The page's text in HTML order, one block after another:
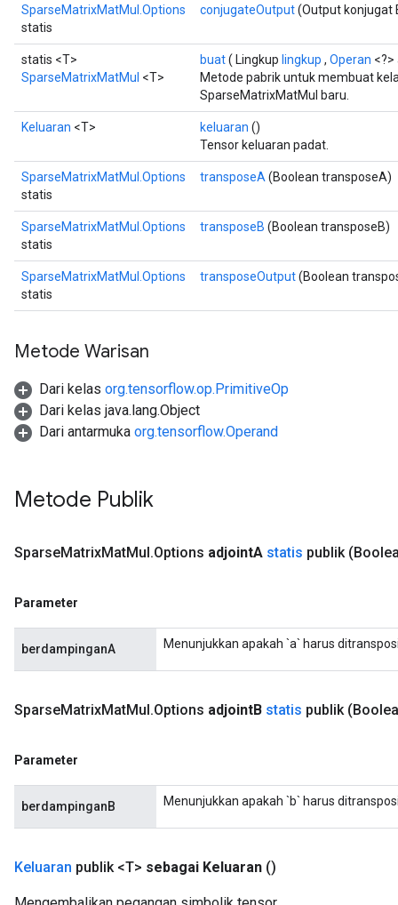
SparseMatrixMatMul.Options
statis
conjugateOutput(Output konjugat
statis <T>
SparseMatrixMatMul <T>
buat( Lingkup lingkup , Operan
Metode pabrik untuk membuat
SparseMatrixMatMul baru.
Keluaran <T> keluaran ()
Tensor keluaran padat.
SparseMatrixMatMul.Options
statis
transposeA (Boolean transposeA)
SparseMatrixMatMul.Options
statis
transposeB (Boolean transposeB)
SparseMatrixMatMul.Options
statis
transposeOutput(Boolean
Metode Warisan
Dari kelas org.tensorflow.op.PrimitiveOp
Dari kelas java.lang.Object
Dari antarmuka org.tensorflow.Operand
Metode Publik
SparseMatrixMatMul.Options adjointA statis publik
Parameter
berdampinganA Menunjukkan apakah `a` harus
SparseMatrixMatMul.Options adjointB statis publik
Parameter
berdampinganB Menunjukkan apakah `b` harus
Keluaran publik <T> sebagai Keluaran ()